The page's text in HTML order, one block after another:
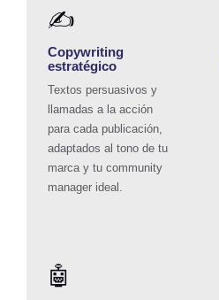
✍️
Copywriting
estratégico
Textos persuasivos y
llamadas a la acción
para cada publicación,
adaptados al tono de tu
marca y tu community
manager ideal.
🤖